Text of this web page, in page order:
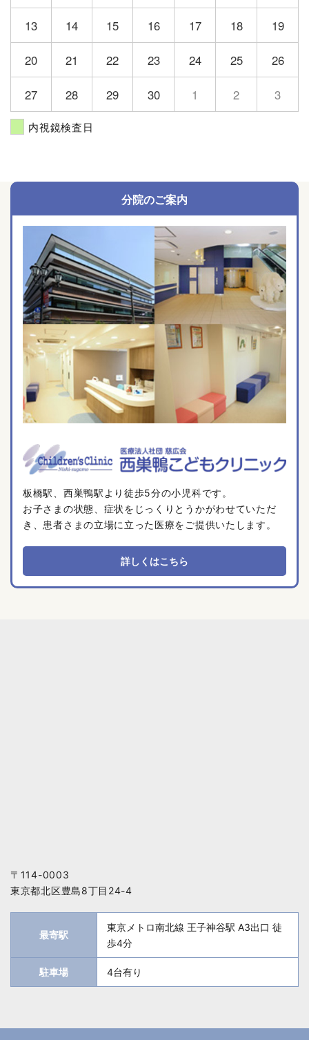
13 14 15 16 17 18 19
20 21 22 23 24 25 26
27 28 29 30 1 2 3
内視鏡検査日
分院のご案内
板橋駅、西巣鴨駅より徒歩5分の小児科です。
お子さまの状態、症状をじっくりとうかがわせていただ
き、患者さまの立場に立った医療をご提供いたします。
詳しくはこちら
〒114-0003
東京都北区豊島8丁目24-4
最寄駅
東京メトロ南北線 王子神谷駅 A3出口 徒
歩4分
駐車場 4台有り